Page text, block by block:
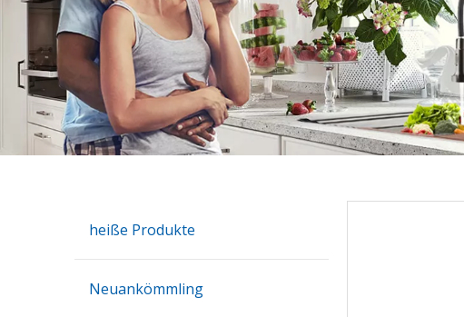
heiße Produkte
Neuankömmling